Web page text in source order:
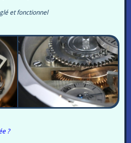
et fonctionnel
?